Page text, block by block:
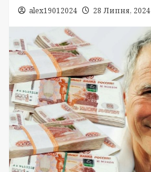
alex19012024 28 Липня, 2024